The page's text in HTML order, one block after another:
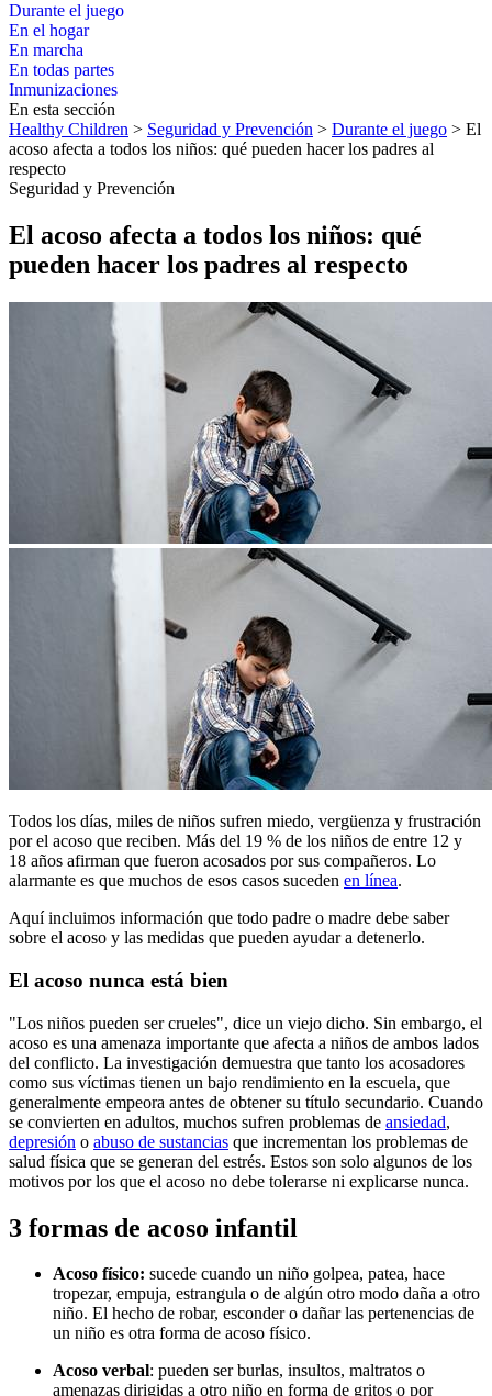
Durante el juego
En el hogar
En marcha
En todas partes
Inmunizaciones
En esta sección
Healthy Children > Seguridad y Prevención > Durante el juego > El
acoso afecta a todos los niños: qué pueden hacer los padres al
respecto
Seguridad y Prevención
El acoso afecta a todos los niños: qué
pueden hacer los padres al respecto
​Todos los días, miles de niños sufren miedo, vergüenza y frustración
por el acoso que reciben. Más del 19 % de los niños de entre 12 y
18 años afirman que fueron acosados por sus compañeros. Lo
alarmante es que muchos de esos casos suceden en línea.
Aquí incluimos información que todo padre o madre debe saber
sobre el acoso y las medidas que pueden ayudar a detenerlo.
El acoso nunca está bien
"Los niños pueden ser crueles", dice un viejo dicho. Sin embargo, el
acoso es una amenaza importante que afecta a niños de ambos lados
del conflicto. La investigación demuestra que tanto los acosadores
como sus víctimas tienen un bajo rendimiento en la escuela, que
generalmente empeora antes de obtener su título secundario. Cuando
se convierten en adultos, muchos sufren problemas de ansiedad,
depresión o abuso de sustancias que incrementan los problemas de
salud física que se generan del estrés. Estos son solo algunos de los
motivos por los que el acoso no debe tolerarse ni explicarse nunca.
3 formas de acoso infantil
Acoso físico: sucede cuando un niño golpea, patea, hace
tropezar, empuja, estrangula o de algún otro modo daña a otro
niño. El hecho de robar, esconder o dañar las pertenencias de
un niño es otra forma de acoso físico.
Acoso verbal: pueden ser burlas, insultos, maltratos o
amenazas dirigidas a otro niño en forma de gritos o por